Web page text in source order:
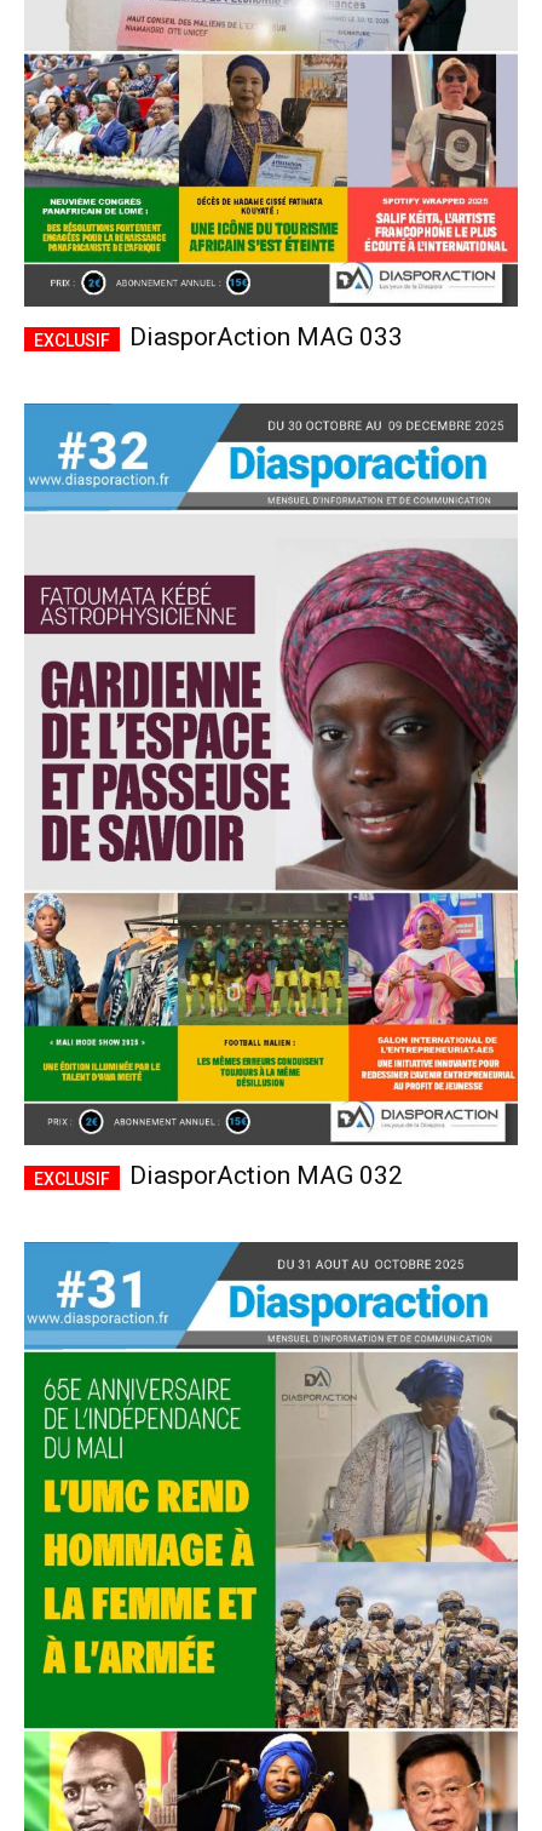
DiasporAction MAG 033
DiasporAction MAG 032